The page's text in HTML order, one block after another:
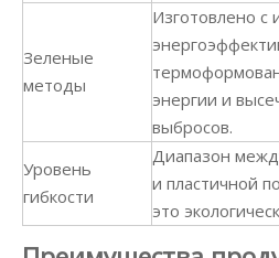
Зеленые
методы
Изготовлено с
энергии и
выбросов.
Уровень
гибкости
Диапазон
и пластичной
это